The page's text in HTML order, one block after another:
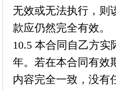
无效或无法执行，则
款应仍然完全有效。
10.5 本合同自乙方
年。若在本合同有效
内容完全一致，没有